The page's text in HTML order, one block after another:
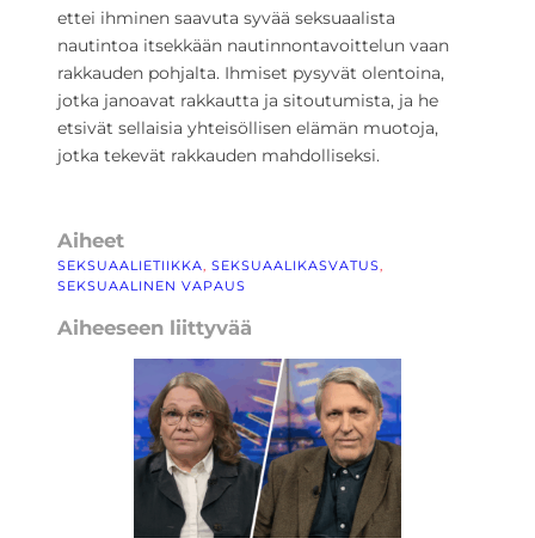
ettei ihminen saavuta syvää seksuaalista
nautintoa itsekkään nautinnontavoittelun vaan
rakkauden pohjalta. Ihmiset pysyvät olentoina,
jotka janoavat rakkautta ja sitoutumista, ja he
etsivät sellaisia yhteisöllisen elämän muotoja,
jotka tekevät rakkauden mahdolliseksi.
Aiheet
SEKSUAALIETIIKKA, SEKSUAALIKASVATUS
SEKSUAALINEN VAPAUS
Aiheeseen liittyvää